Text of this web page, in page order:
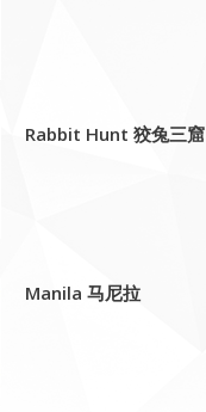
Rabbit Hunt 狡兔三窟
Manila 马尼拉